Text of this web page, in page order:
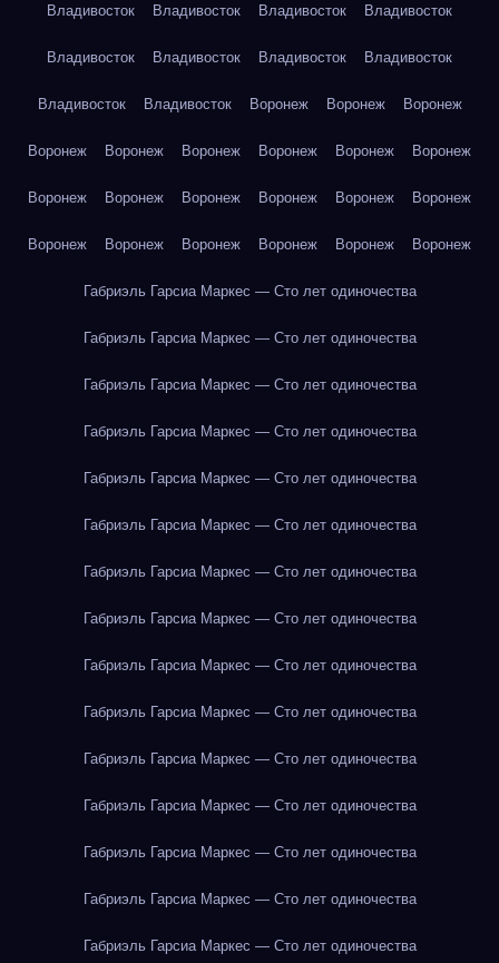
Владивосток Владивосток Владивосток Владивосток
Владивосток Владивосток Владивосток Владивосток
Владивосток Владивосток Воронеж Воронеж Воронеж
Воронеж Воронеж Воронеж Воронеж Воронеж Воронеж
Воронеж Воронеж Воронеж Воронеж Воронеж Воронеж
Воронеж Воронеж Воронеж Воронеж Воронеж Воронеж
Габриэль Гарсиа Маркес — Сто лет одиночества
Габриэль Гарсиа Маркес — Сто лет одиночества
Габриэль Гарсиа Маркес — Сто лет одиночества
Габриэль Гарсиа Маркес — Сто лет одиночества
Габриэль Гарсиа Маркес — Сто лет одиночества
Габриэль Гарсиа Маркес — Сто лет одиночества
Габриэль Гарсиа Маркес — Сто лет одиночества
Габриэль Гарсиа Маркес — Сто лет одиночества
Габриэль Гарсиа Маркес — Сто лет одиночества
Габриэль Гарсиа Маркес — Сто лет одиночества
Габриэль Гарсиа Маркес — Сто лет одиночества
Габриэль Гарсиа Маркес — Сто лет одиночества
Габриэль Гарсиа Маркес — Сто лет одиночества
Габриэль Гарсиа Маркес — Сто лет одиночества
Габриэль Гарсиа Маркес — Сто лет одиночества